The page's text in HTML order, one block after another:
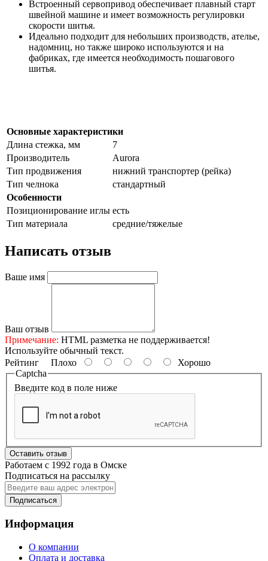
Встроенный сервопривод обеспечивает плавный старт
швейной машине и имеет возможность регулировки
скорости шитья.
Идеально подходит для небольших производств, ателье,
надомниц, но также широко используются и на
фабриках, где имеется необходимость пошагового
шитья.
Основные характеристики
Длина стежка, мм
7
Производитель
Aurora
Тип продвижения
нижний транспортер (рейка)
Тип челнока
стандартный
Особенности
Позиционирование иглы есть
Тип материала
средние/тяжелые
Написать отзыв
Ваше имя
Ваш отзыв
Примечание: HTML разметка не поддерживается!
Используйте обычный текст.
Рейтинг Плохо
Хорошо
Captcha
Введите код в поле ниже
Оставить отзыв
Работаем с 1992 года в Омске
Подписаться на рассылку
Подписаться
Информация
О компании
Оплата и доставка